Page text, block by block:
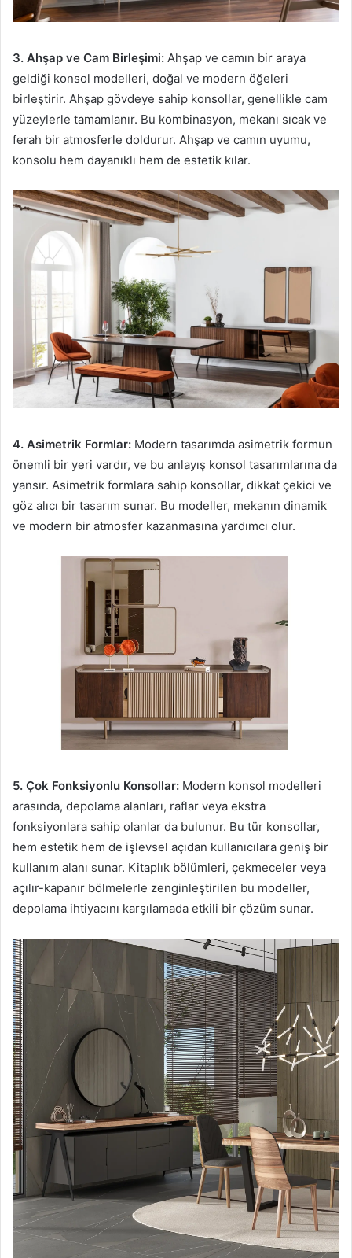
3. Ahşap ve Cam Birleşimi: Ahşap ve camın bir araya
geldiği konsol modelleri, doğal ve modern öğeleri
birleştirir. Ahşap gövdeye sahip konsollar, genellikle cam
yüzeylerle tamamlanır. Bu kombinasyon, mekanı sıcak ve
ferah bir atmosferle doldurur. Ahşap ve camın uyumu,
konsolu hem dayanıklı hem de estetik kılar.
4. Asimetrik Formlar: Modern tasarımda asimetrik formun
önemli bir yeri vardır, ve bu anlayış konsol tasarımlarına da
yansır. Asimetrik formlara sahip konsollar, dikkat çekici ve
göz alıcı bir tasarım sunar. Bu modeller, mekanın dinamik
ve modern bir atmosfer kazanmasına yardımcı olur.
5. Çok Fonksiyonlu Konsollar: Modern konsol modelleri
arasında, depolama alanları, raflar veya ekstra
fonksiyonlara sahip olanlar da bulunur. Bu tür konsollar,
hem estetik hem de işlevsel açıdan kullanıcılara geniş bir
kullanım alanı sunar. Kitaplık bölümleri, çekmeceler veya
açılır-kapanır bölmelerle zenginleştirilen bu modeller,
depolama ihtiyacını karşılamada etkili bir çözüm sunar.